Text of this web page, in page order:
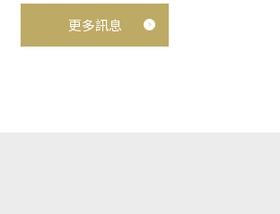
更多訊息